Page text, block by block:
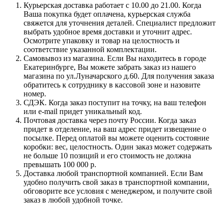
Курьерская доставка работает с 10.00 до 21.00. Когда
Ваша покупка будет оплачена, курьерская служба
свяжется для уточнения деталей. Специалист предложит
выбрать удобное время доставки и уточнит адрес.
Осмотрите упаковку и товар на целостность и
соответствие указанной комплектации.
Самовывоз из магазина. Если Вы находитесь в городе
Екатеринбурге, Вы можете забрать заказ из нашего
магазина по ул.Луначарского д.60. Для получения заказа
обратитесь к сотруднику в кассовой зоне и назовите
номер.
СДЭК. Когда заказ поступит на точку, на ваш телефон
или e-mail придет уникальный код.
Почтовая доставка через почту России. Когда заказ
придет в отделение, на ваш адрес придет извещение о
посылке. Перед оплатой вы можете оценить состояние
коробки: вес, целостность. Один заказ может содержать
не больше 10 позиций и его стоимость не должна
превышать 100 000 р.
Доставка любой транспортной компанией. Если Вам
удобно получить свой заказ в транспортной компании,
обговорите все условия с менеджером, и получите свой
заказ в любой удобной точке.